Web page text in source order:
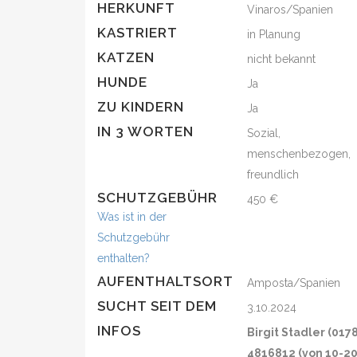
HERKUNFT Vinaros/Spanien
KASTRIERT in Planung
KATZEN nicht bekannt
HUNDE Ja
ZU KINDERN Ja
IN 3 WORTEN
Sozial,
menschenbezogen,
freundlich
SCHUTZGEBÜHR
Was ist in der
Schutzgebühr
enthalten?
450 €
AUFENTHALTSORT Amposta/Spanien
SUCHT SEIT DEM 3.10.2024
INFOS
Birgit Stadler
4816812 (von 10-